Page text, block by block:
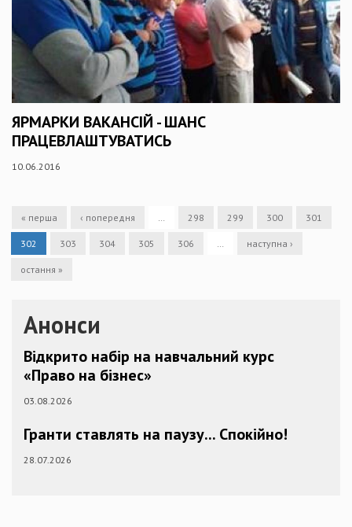
ЯРМАРКИ ВАКАНСІЙ - ШАНС
ПРАЦЕВЛАШТУВАТИСЬ
10.06.2016
« перша ‹ попередня 298 299 300 301
302 303 304 305 306 наступна ›
остання »
Анонси
Відкрито набір на навчальний курс
«Право на бізнес»
03.08.2026
Гранти ставлять на паузу... Спокійно!
28.07.2026